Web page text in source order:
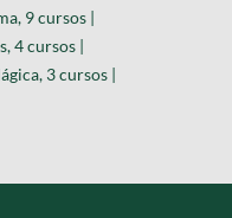
9 cursos |
4 cursos |
3 cursos |